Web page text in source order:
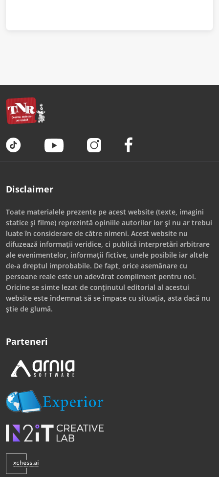
Disclaimer
Toate materialele prezente pe acest website (texte, imagini
statice și filme) reprezintă opiniile autorilor lor și nu ar trebui
luate în considerare de către nimeni. Acest website nu
difuzează informații veridice, ci publică interpretări arbitrare
ale evenimentelor, informații fictive, unele posibile iar altele
de-a dreptul improbabile. De fapt, orice asemănare cu
persoane reale este un adevărat compliment pentru noi.
Oricine se simte lezat de conținutul editorial al acestui
website este îndemnat să se împace cu situația, asta dacă nu
știe de glumă.
Parteneri